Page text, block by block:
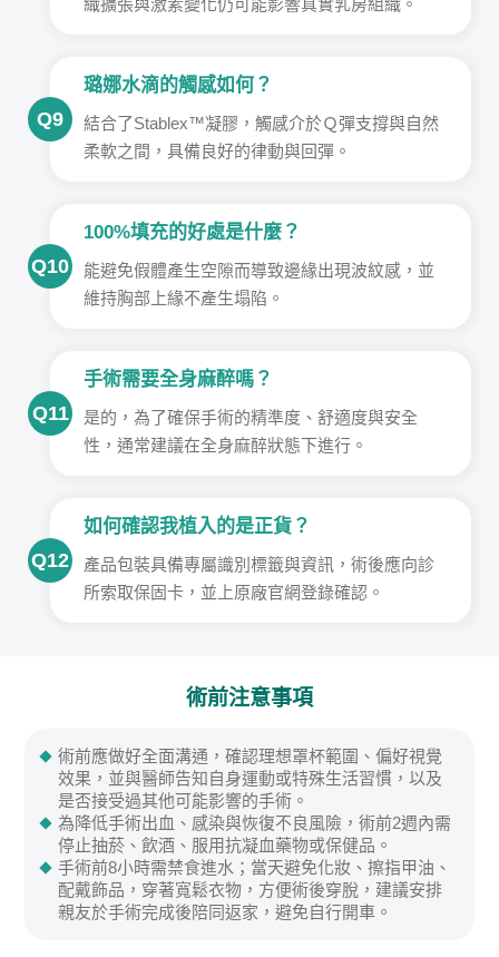
織擴張與激素變化仍可能影響真實乳房組織。
璐娜水滴的觸感如何？
結合了Stablex™凝膠，觸感介於Ｑ彈支撐與自然
柔軟之間，具備良好的律動與回彈。
Q9
100%填充的好處是什麼？
能避免假體產生空隙而導致邊緣出現波紋感，並
維持胸部上緣不產生塌陷。
Q10
手術需要全身麻醉嗎？
是的，為了確保手術的精準度、舒適度與安全
性，通常建議在全身麻醉狀態下進行。
Q11
如何確認我植入的是正貨？
產品包裝具備專屬識別標籤與資訊，術後應向診
所索取保固卡，並上原廠官網登錄確認。
Q12
術前注意事項
術前應做好全面溝通，確認理想罩杯範圍、偏好視覺
效果，並與醫師告知自身運動或特殊生活習慣，以及
是否接受過其他可能影響的手術。
為降低手術出血、感染與恢復不良風險，術前2週內需
停止抽菸、飲酒、服用抗凝血藥物或保健品。
手術前8小時需禁食進水；當天避免化妝、擦指甲油、
配戴飾品，穿著寬鬆衣物，方便術後穿脫，建議安排
親友於手術完成後陪同返家，避免自行開車。